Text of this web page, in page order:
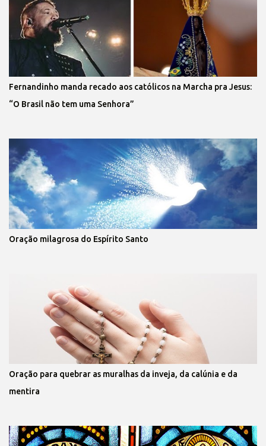
Fernandinho manda recado aos católicos na Marcha pra Jesus:
“O Brasil não tem uma Senhora”
Oração milagrosa do Espírito Santo
Oração para quebrar as muralhas da inveja, da calúnia e da
mentira